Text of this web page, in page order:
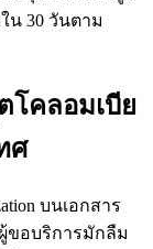
น 30 วันตาม
โคลอมเบีย
ศ
บนเอกสาร
ขอบริการมักลืม